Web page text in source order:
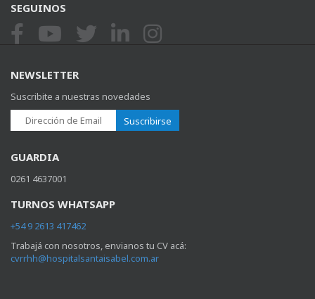
SEGUINOS
NEWSLETTER
Suscribite a nuestras novedades
Suscribirse
GUARDIA
0261 4637001
TURNOS WHATSAPP
+54 9 2613 417462
Trabajá con nosotros, envianos tu CV acá:
cvrrhh@hospitalsantaisabel.com.ar